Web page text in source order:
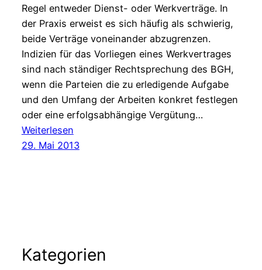
Regel entweder Dienst- oder Werkverträge. In
der Praxis erweist es sich häufig als schwierig,
beide Verträge voneinander abzugrenzen.
Indizien für das Vorliegen eines Werkvertrages
sind nach ständiger Rechtsprechung des BGH,
wenn die Parteien die zu erledigende Aufgabe
und den Umfang der Arbeiten konkret festlegen
oder eine erfolgsabhängige Vergütung…
Weiterlesen:
Der
29. Mai 2013
Kategorien